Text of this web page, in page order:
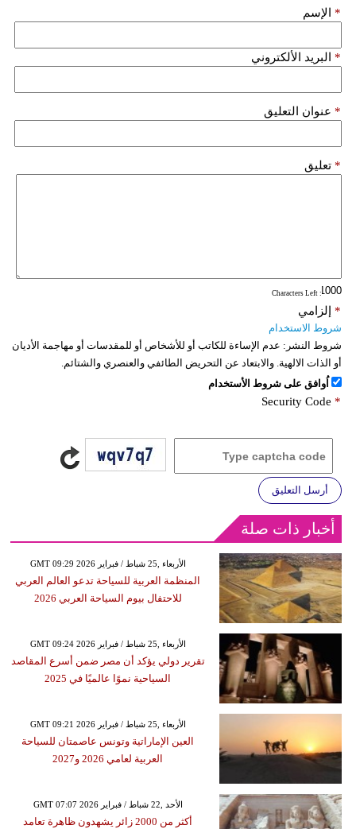
الإسم *
البريد الألكتروني *
عنوان التعليق *
تعليق *
: Characters Left
إلزامي *
شروط الاستخدام
شروط النشر: عدم الإساءة للكاتب أو للأشخاص أو للمقدسات أو مهاجمة الأديان
أو الذات الالهية. والابتعاد عن التحريض الطائفي والعنصري والشتائم.
اُوافق على شروط الأستخدام
Security Code *
أرسل التعليق
أخبار ذات صلة
GMT 09:29 2026 الأربعاء ,25 شباط / فبراير
المنظمة العربية للسياحة تدعو العالم العربي
للاحتفال بيوم السياحة العربي 2026
GMT 09:24 2026 الأربعاء ,25 شباط / فبراير
تقرير دولي يؤكد أن مصر ضمن أسرع المقاصد
السياحية نموًا عالميًا في 2025
GMT 09:21 2026 الأربعاء ,25 شباط / فبراير
العين الإماراتية وتونس عاصمتان للسياحة
العربية لعامي 2026 و2027
GMT 07:07 2026 الأحد ,22 شباط / فبراير
أكثر من 2000 زائر يشهدون ظاهرة تعامد